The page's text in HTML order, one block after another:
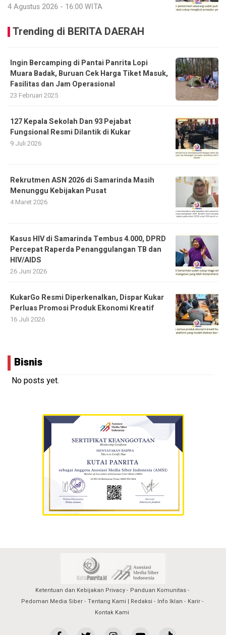
4 Agustus 2026 - 16:00 WITA
Trending di BERITA DAERAH
Ingin Bercamping di Pantai Panrita Lopi
Muara Badak, Buruan Cek Harga Tiket Masuk,
Fasilitas dan Jam Operasional
23 Februari 2025
127 Kepala Sekolah Dan 93 Pejabat
Fungsional Resmi Dilantik di Kukar
9 Juli 2026
Rekrutmen ASN 2026 di Samarinda Masih
Menunggu Kebijakan Pusat
4 Maret 2026
Kasus HIV di Samarinda Tembus 4.000, DPRD
Percepat Raperda Penanggulangan TB dan
HIV/AIDS
26 Juni 2026
KukarGo Resmi Diperkenalkan, Dispar Kukar
Perluas Promosi Produk Ekonomi Kreatif
16 Juli 2026
Bisnis
No posts yet.
Ketentuan dan Kebijakan Privacy
Panduan Komunitas
Pedoman Media Siber
Tentang Kami | Redaksi Info Iklan
Karir
Kontak Kami